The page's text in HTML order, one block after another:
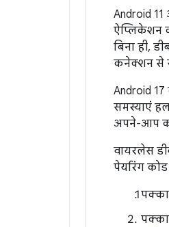
Android
ऐप्लिकेशन
बिना ही,
कनेक्शन से
Android
समस्याएं
अपने-आप
वायरलेस
पेयरिंग
पक्का